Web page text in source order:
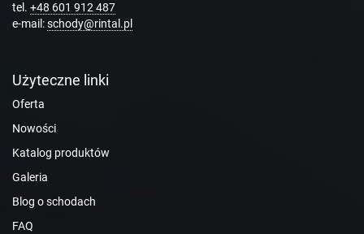
tel. +48 601 912 487
e-mail:schody@rintal.pl
Użyteczne linki
Oferta
Nowości
Katalog produktów
Galeria
Blog o schodach
FAQ